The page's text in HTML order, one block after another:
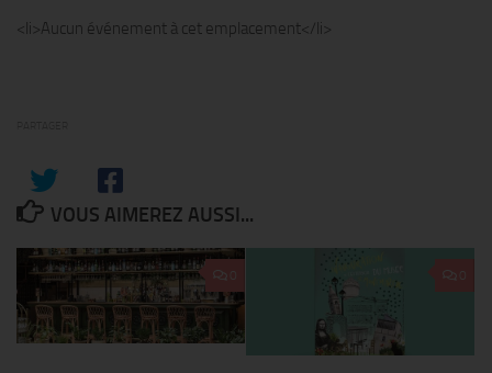
<li>Aucun événement à cet emplacement</li>
VOUS AIMEREZ AUSSI...